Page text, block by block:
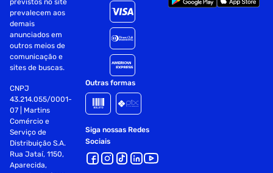
previstos no site
prevalecem aos
demais
anunciados em
outros meios de
comunicação e
sites de buscas.
CNPJ
43.214.055/0001-
07 | Martins
Comércio e
Serviço de
Distribuição S.A.
Rua Jataí, 1150,
Aparecida,
Outras formas
Siga nossas Redes
Sociais